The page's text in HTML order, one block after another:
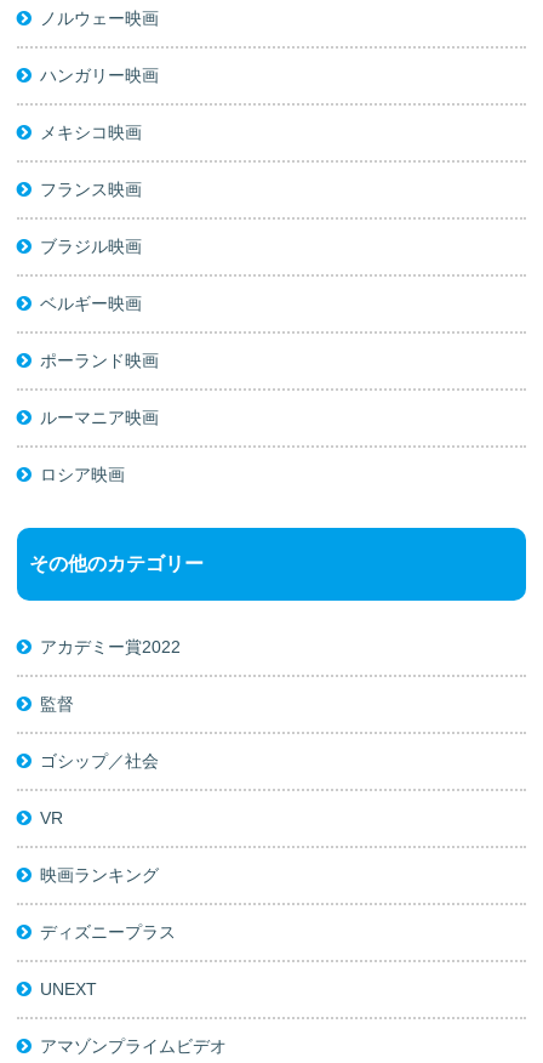
ノルウェー映画
ハンガリー映画
メキシコ映画
フランス映画
ブラジル映画
ベルギー映画
ポーランド映画
ルーマニア映画
ロシア映画
その他のカテゴリー
アカデミー賞2022
監督
ゴシップ／社会
VR
映画ランキング
ディズニープラス
UNEXT
アマゾンプライムビデオ